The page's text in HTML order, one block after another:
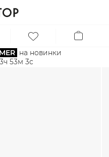
на новинки
53м 3с